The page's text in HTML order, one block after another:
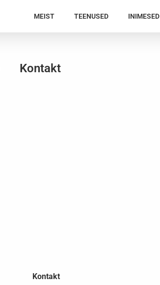
MEIST TEENUSED INIMESED
Kontakt
Kontakt